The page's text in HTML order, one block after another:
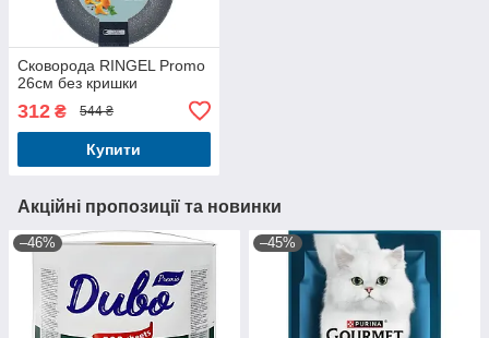
Сковорода RINGEL Promo
26см без кришки
312 ₴ 544 ₴
Купити
Акційні пропозиції та новинки
–46% –45%